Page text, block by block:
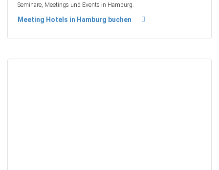
Seminare, Meetings und Events in Hamburg.
Meeting Hotels in Hamburg buchen